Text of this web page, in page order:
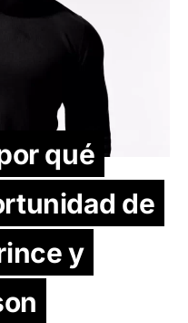
qué
de
y